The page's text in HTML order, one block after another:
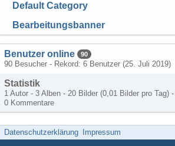
Default Category
Bearbeitungsbanner
Benutzer online 90
90 Besucher - Rekord: 6 Benutzer (25. Juli 2019)
Statistik
1 Autor - 3 Alben - 20 Bilder (0,01 Bilder pro Tag)
0 Kommentare
Datenschutzerklärung Impressum